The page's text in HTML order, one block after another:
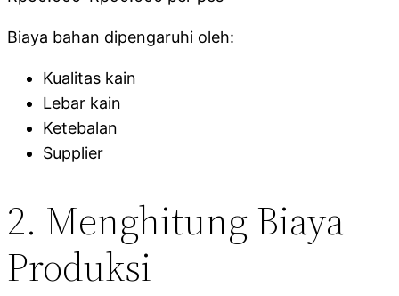
Biaya bahan dipengaruhi oleh:
Kualitas kain
Lebar kain
Ketebalan
Supplier
2. Menghitung Biaya
Produksi